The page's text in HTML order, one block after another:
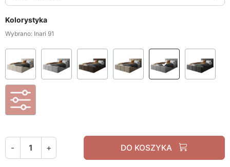
Kolorystyka
Wybrano: Inari 91
Boston BrownBoston TrufaInari 91
- + DO KOSZYKA